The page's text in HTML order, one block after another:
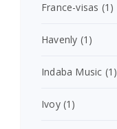
France-visas (1)
Havenly (1)
Indaba Music (1)
Ivoy(1)